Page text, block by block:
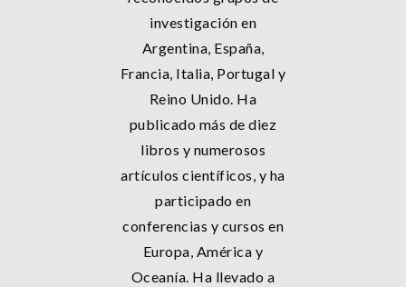
investigación en
Argentina, España,
Francia, Italia, Portugal y
Reino Unido. Ha
publicado más de diez
libros y numerosos
artículos científicos, y ha
participado en
conferencias y cursos en
Europa, América y
Oceanía. Ha llevado a